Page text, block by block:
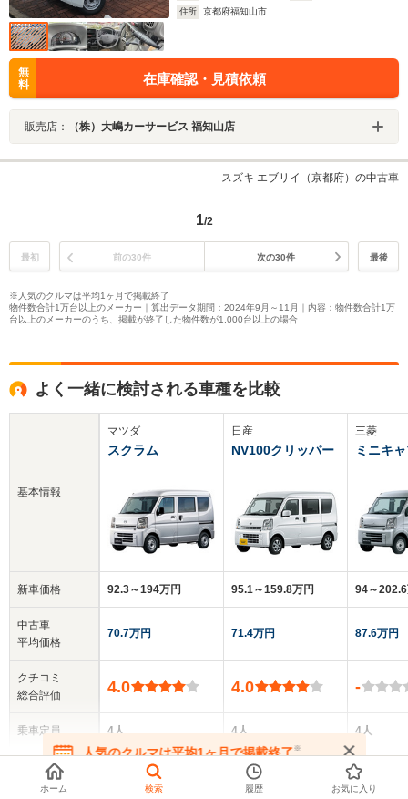
住所
京都府福知山市
無
料
在庫確認・見積依頼
販売店： （株）大嶋カーサービス 福知山店
スズキ エブリイ（京都府）の中古車
1/2
最初 前の30件 次の30件 最後
※人気のクルマは平均1ヶ月で掲載終了
物件数合計1万台以上のメーカー｜算出データ期間：2024年9月～11月｜内容：物件数合計1万
台以上のメーカーのうち、掲載が終了した物件数が1,000台以上の場合
よく一緒に検討される車種を比較
基本情報
新車価格
中古車
平均価格
クチコミ
総合評価
乗車定員
ドア数
マツダ
スクラム
92.3～194万円
70.7万円
4.0
4人
日産
NV100クリッパー
95.1～159.8万円
71.4万円
4.0
4人
5ドア
三菱
ミニキ
94～
87.6万円
-
4人
5ドア
▼全てを表示する
人気のクルマは平均1ヶ月で掲載終了※
在庫が無くなる前にお問い合わせください
ホーム 検索 履歴 お気に入り